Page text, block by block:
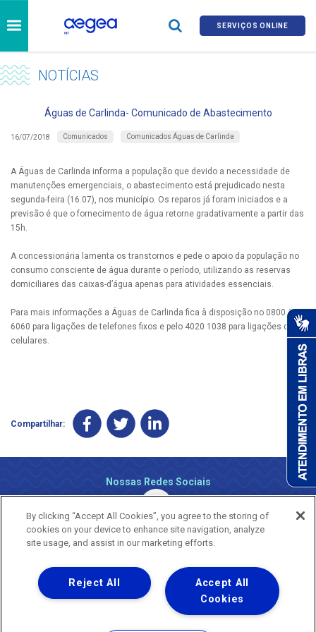
SERVIÇOS ONLINE
NOTÍCIAS
Águas de Carlinda- Comunicado de Abastecimento
16/07/2018 Comunicados Comunicados Águas de Carlinda
A Águas de Carlinda informa a população que devido a necessidade de
manutenções emergenciais, o abastecimento está prejudicado nesta
segunda-feira (16.07), nos município. Os reparos já foram iniciados e a
previsão é que o fornecimento de água retorne gradativamente a partir das
15h.
A concessionária lamenta os transtornos e pede o apoio da população no
consumo consciente de água durante o período, utilizando as reservas
domiciliares das caixas-d’água apenas para atividades essenciais.
Para mais informações a Águas de Carlinda fica à disposição no 0800 647
6060 para ligações de telefones fixos e pelo 4020 1038 para ligações de
celulares.
Compartilhar:
Nossas Redes Sociais
Uma empresa
Copyright ® 2026 - Todos os Direitos Reservados.
Nossa natureza movimenta a vida
By clicking “Accept All Cookies”, you agree to the storing of
cookies on your device to enhance site navigation, analyze
site usage, and assist in our marketing efforts.
Accept All
Cookies
Reject All